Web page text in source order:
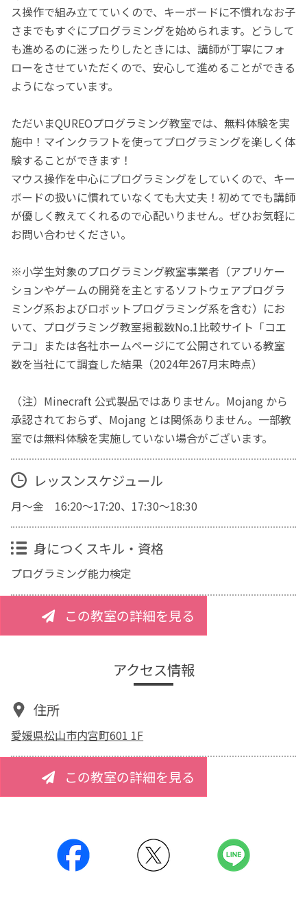
ス操作で組み立てていくので、キーボードに不慣れなお子
さまでもすぐにプログラミングを始められます。どうして
も進めるのに迷ったりしたときには、講師が丁寧にフォ
ローをさせていただくので、安心して進めることができる
ようになっています。
ただいまQUREOプログラミング教室では、無料体験を実
施中！マインクラフトを使ってプログラミングを楽しく体
験することができます！
マウス操作を中心にプログラミングをしていくので、キー
ボードの扱いに慣れていなくても大丈夫！初めてでも講師
が優しく教えてくれるので心配いりません。ぜひお気軽に
お問い合わせください。
※小学生対象のプログラミング教室事業者（アプリケー
ションやゲームの開発を主とするソフトウェアプログラ
ミング系およびロボットプログラミング系を含む）にお
いて、プログラミング教室掲載数No.1比較サイト「コエ
テコ」または各社ホームページにて公開されている教室
数を当社にて調査した結果（2024年267月末時点）
（注）Minecraft 公式製品ではありません。Mojang から
承認されておらず、Mojang とは関係ありません。一部教
室では無料体験を実施していない場合がございます。
レッスンスケジュール
月～金 16:20～17:20、17:30～18:30
身につくスキル・資格
プログラミング能力検定
この教室の詳細を見る
アクセス情報
住所
愛媛県松山市内宮町601 1F
この教室の詳細を見る